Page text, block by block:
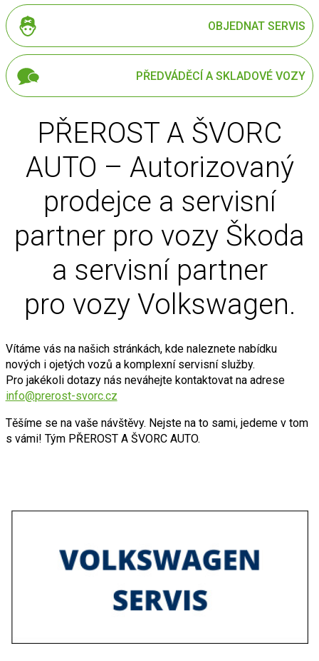
OBJEDNAT SERVIS
PŘEDVÁDĚCÍ A SKLADOVÉ VOZY
PŘEROST A ŠVORC
AUTO – Autorizovaný
prodejce a servisní
partner pro vozy Škoda
a servisní partner
pro vozy Volkswagen.
Vítáme vás na našich stránkách, kde naleznete nabídku
nových i ojetých vozů a komplexní servisní služby.
Pro jakékoli dotazy nás neváhejte kontaktovat na adrese
info@prerost-svorc.cz
Těšíme se na vaše návštěvy. Nejste na to sami, jedeme v tom
s vámi! Tým PŘEROST A ŠVORC AUTO.